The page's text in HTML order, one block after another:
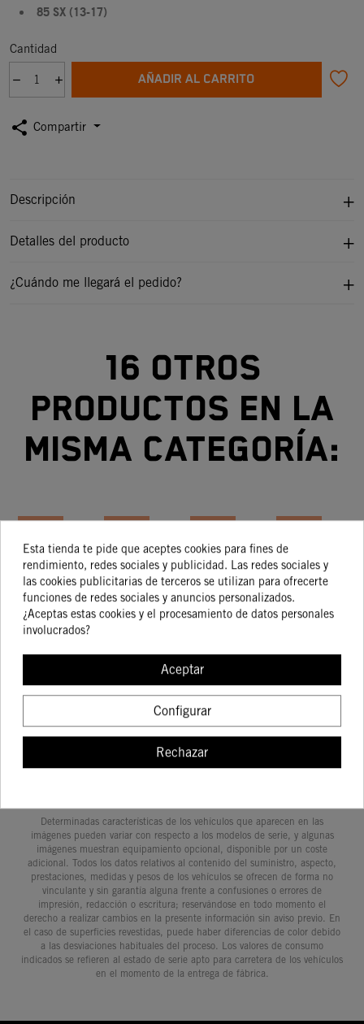
85 SX (13-17)
Cantidad
AÑADIR AL CARRITO
share Compartir
Descripción
Detalles del producto
¿Cuándo me llegará el pedido?
16 otros
productos en la
misma categoría:
AJUSTADOR
PRE CARGA
TRASERO
159,05 €
135,20 €
COMPRAR
KIT DEL
TENSOR
DE
49,07 €
COMPRAR
PROTECTOR
DISCO
DELANTERO
99,04 €
COMPRAR
JUEGO DE
PROTECTORES
DE PUÑOS
9,98 €
Determinadas características de los vehículos que aparecen en las
imágenes pueden variar con respecto a los modelos de serie, y algunas
imágenes muestran equipamiento opcional, disponible por un coste
adicional. Todos los datos relativos al contenido del suministro, aspecto,
prestaciones, medidas y pesos de los vehículos se ofrecen de forma no
vinculante y sin garantía alguna frente a confusiones o errores de
impresión, redacción o escritura; reservándose en todo momento el
derecho a realizar cambios en la presente información sin aviso previo. En
el caso de superficies revestidas, puede haber diferencias de color debido
a las desviaciones habituales del proceso. Los valores de consumo
indicados se refieren al estado de serie apto para carretera de los vehículos
en el momento de la entrega de fábrica.
Esta tienda te pide que aceptes cookies para fines de
rendimiento, redes sociales y publicidad. Las redes sociales y
las cookies publicitarias de terceros se utilizan para ofrecerte
funciones de redes sociales y anuncios personalizados.
¿Aceptas estas cookies y el procesamiento de datos personales
involucrados?
Aceptar
Configurar
Rechazar